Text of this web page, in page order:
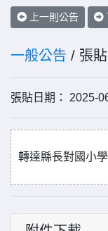
上一則公告
一般公告 / 張
張貼日期： 2025-
轉達縣長對國小